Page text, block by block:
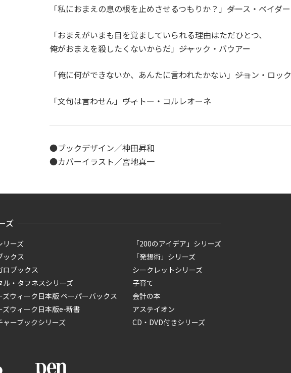
「私におまえの息の根を止めさせるつもりか？」――ダース・ベイダー
「おまえがいまも目を覚ましていられる理由はただひとつ、
俺がおまえを殺したくないからだ」――ジャック・バウアー
「俺に何ができないか、あんたに言われたかない」――ジョン・ロック
「文句は言わせん」――ヴィトー・コルレオーネ
●ブックデザイン／神田昇和
●カバーイラスト／宮地真一
ズ
リーズ
ックス
ロブックス
ル・タフネスシリーズ
ズウィーク日本版 ペーパーバックス
ズウィーク日本版e-新書
ャーブックシリーズ
「200のアイデア」シリーズ
「発想術」シリーズ
シークレットシリーズ
子育て
会計の本
アステイオン
CD・DVD付きシリーズ